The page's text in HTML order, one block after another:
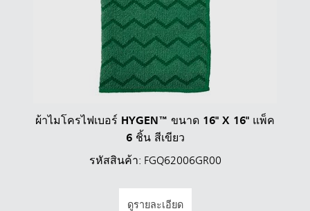
ผ้าไมโครไฟเบอร์ HYGEN™ ขนาด 16" X 16" แพ็ค
6 ชิ้น สีเขียว
รหัสสินค้า: FGQ62006GR00
ดูรายละเอียด